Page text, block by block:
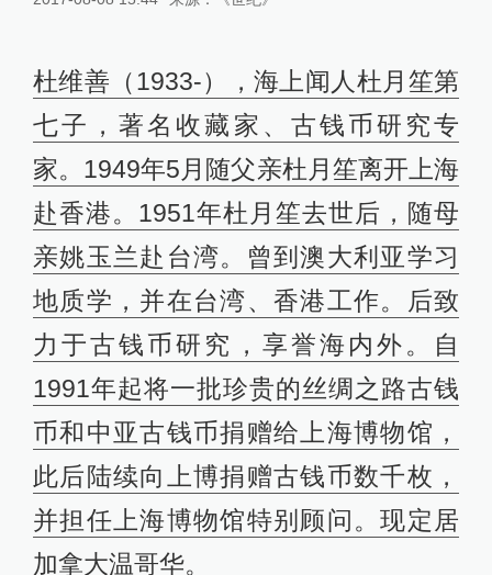
杜维善（1933-），海上闻人杜月笙第
七子，著名收藏家、古钱币研究专
家。1949年5月随父亲杜月笙离开上海
赴香港。1951年杜月笙去世后，随母
亲姚玉兰赴台湾。曾到澳大利亚学习
地质学，并在台湾、香港工作。后致
力于古钱币研究，享誉海内外。自
1991年起将一批珍贵的丝绸之路古钱
币和中亚古钱币捐赠给上海博物馆，
此后陆续向上博捐赠古钱币数千枚，
并担任上海博物馆特别顾问。现定居
加拿大温哥华。